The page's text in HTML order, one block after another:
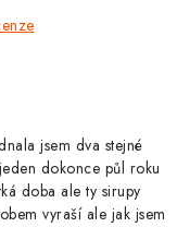
jsem dva stejné
dokonce půl roku
doba ale ty sirupy
vyraší ale jak jsem